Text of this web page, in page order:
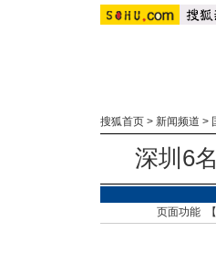
搜狐首页 > 新闻频道 >
深圳6
页面功能 【